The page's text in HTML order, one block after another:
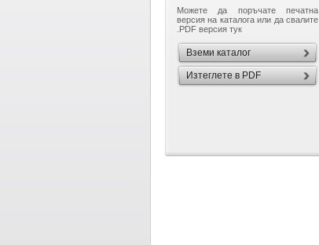
Можете да поръчате печатна
версия на каталога или да свалите
.PDF версия тук
Вземи каталог
Изтеглете в PDF